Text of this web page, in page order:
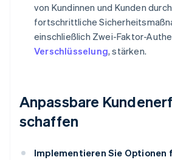
von Kundinnen und Kunden
fortschrittliche
einschließlich Zwei-Faktor-
Verschlüsselung, stärken.
Anpassbare
schaffen
Implementieren Sie Optionen